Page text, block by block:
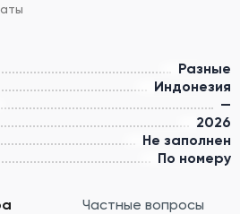
Разные
Индонезия
—
2026
Не заполнен
По номеру
Частные вопросы